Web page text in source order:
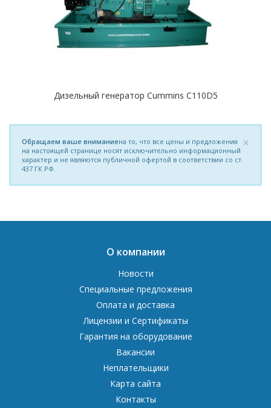
Дизельный генератор Cummins C110D5
×
Обращаем ваше вниманиена то, что все цены и предложения
на настоящей странице носят исключительно информационный
характер и не являются публичной офертой в соответствии со ст.
437 ГК РФ.
О компании
Новости
Специальные предложения
Оплата и доставка
Лицензии и Сертификаты
Гарантия на оборудование
Вакансии
Неплательщики
Карта сайта
Контакты